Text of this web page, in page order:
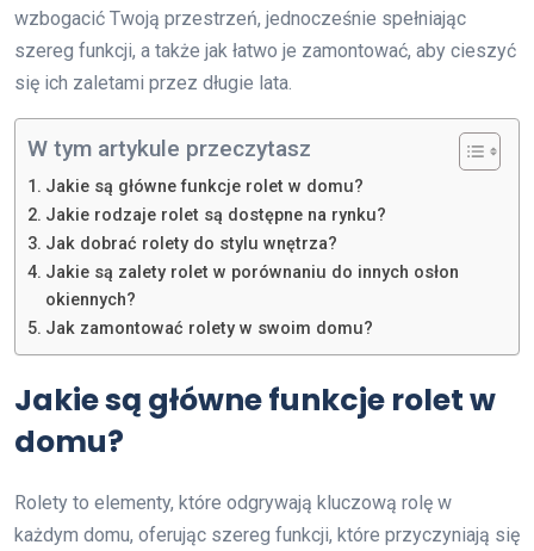
wzbogacić Twoją przestrzeń, jednocześnie spełniając
szereg funkcji, a także jak łatwo je zamontować, aby cieszyć
się ich zaletami przez długie lata.
W tym artykule przeczytasz
Jakie są główne funkcje rolet w domu?
Jakie rodzaje rolet są dostępne na rynku?
Jak dobrać rolety do stylu wnętrza?
Jakie są zalety rolet w porównaniu do innych osłon
okiennych?
Jak zamontować rolety w swoim domu?
Jakie są główne funkcje rolet w
domu?
Rolety to elementy, które odgrywają kluczową rolę w
każdym domu, oferując szereg funkcji, które przyczyniają się